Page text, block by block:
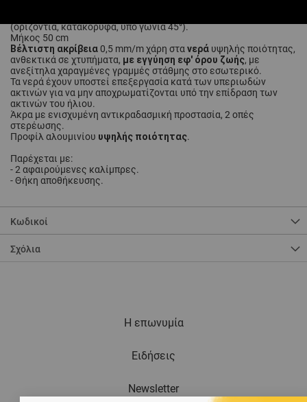
(οριζόντια, κατακόρυφα, υπό γωνία 45°).
Μήκος 50 cm
Βέλτιστη ακρίβεια0,5 mm/m χάρη στανερά υψηλής ποιότητας,
ανθεκτικά σε χτυπήματα, με εγγύηση εφ' όρου ζωής, με
ανεξίτηλα χαραγμένες γραμμές στάθμης στο εσωτερικό.
Τα νερά έχουν υποστεί επεξεργασία κατά των υπεριωδών
ακτινών για να μην αποχρωματίζονται υπό την επίδραση των
ακτινών του ήλιου.
Άκρα με ενισχυμένη αντικραδασμική προστασία, 2 οπές
στερέωσης.
Προφίλ αλουμινίου υψηλής ποιότητας.
Παρέχεται με:
- 2 αφαιρούμενες καλίμπρες.
- Θήκη αποθήκευσης.
Κωδικοί
Σχόλια
Η επωνυμία
Ειδήσεις
Newsletter